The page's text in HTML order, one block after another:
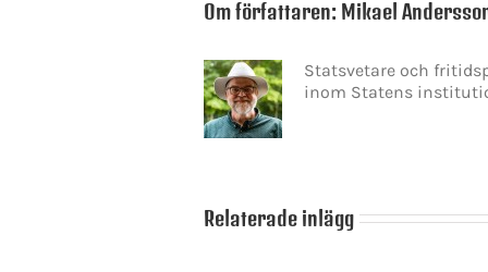
Om författaren: Mikael
Statsvetare och
inom Statens
Relaterade inlägg